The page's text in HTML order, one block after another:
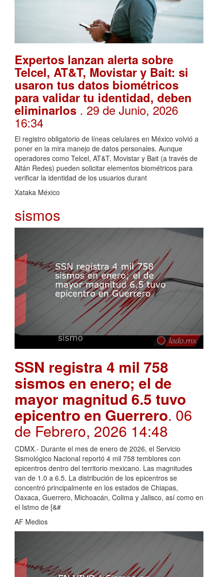
Expertos lanzan alerta sobre
Telcel, AT&T, Movistar y Bait: si
usaron tus datos biométricos
para validar tu identidad, deben
eliminarlos . 29 de Junio, 2026
16:34
El registro obligatorio de líneas celulares en México volvió a
poner en la mira manejo de datos personales. Aunque
operadores como Telcel, AT&T, Movistar y Bait (a través de
Altán Redes) pueden solicitar elementos biométricos para
verificar la identidad de los usuarios durant
Xataka México
sismos
SSN registra 4 mil 758
sismos en enero; el de
mayor magnitud 6.5 tuvo
epicentro en Guerrero. 06
de Febrero, 2026 14:48
CDMX.- Durante el mes de enero de 2026, el Servicio
Sismológico Nacional reportó 4 mil 758 temblores con
epicentros dentro del territorio mexicano. Las magnitudes
van de 1.0 a 6.5. La distribución de los epicentros se
concentró principalmente en los estados de Chiapas,
Oaxaca, Guerrero, Michoacán, Colima y Jalisco, así como en
el Istmo de [&#
AF Medios